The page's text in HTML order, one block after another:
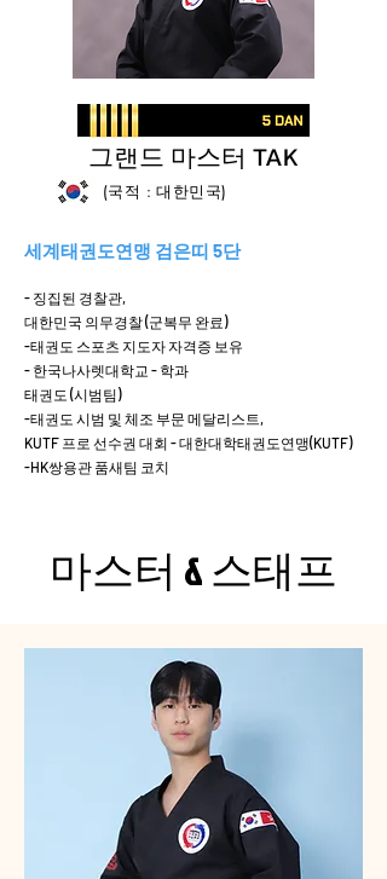
그랜드 마스터 TAK
(국적 : 대한민국)
세계태권도연맹 검은띠 5단
- 징집된 경찰관,
대한민국 의무경찰 (군복무 완료)
-태권도 스포츠 지도자 자격증 보유
- 한국나사렛대학교 - 학과
태권도 (시범팀)
-태권도 시범 및 체조 부문 메달리스트,
KUTF 프로 선수권 대회 - 대한대학태권도연맹(KUTF)
-HK쌍용관 품새팀 코치
마스터 & 스태프